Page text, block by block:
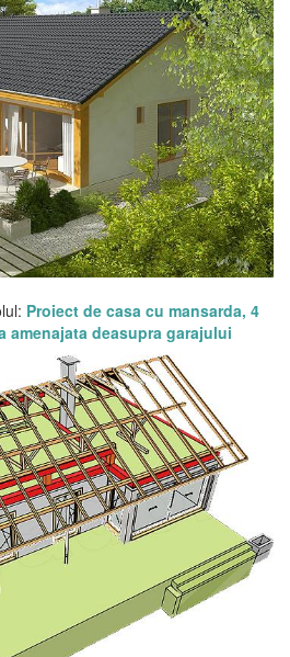
Proiect de casa cu mansarda, 4
amenajata deasupra garajului